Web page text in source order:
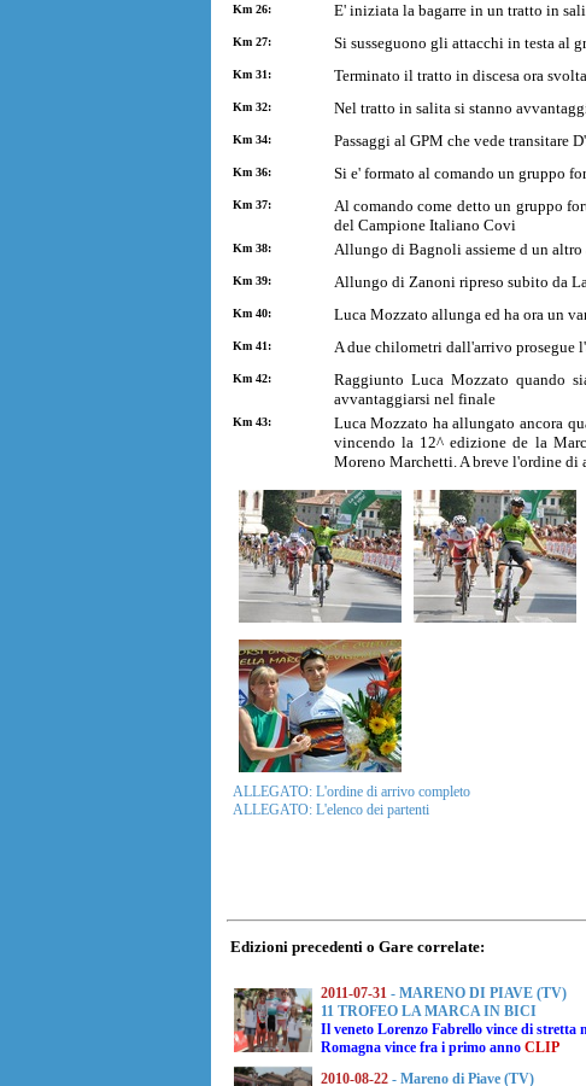
Km 26: E' iniziata la bagarre in un tratto in
Km 27: Si susseguono gli attacchi in testa al
Km 31: Terminato il tratto in discesa ora
Km 32: Nel tratto in salita si stanno
Km 34: Passaggi al GPM che vede transitare
Km 36: Si e' formato al comando un gruppo
Km 37:
Al comando come detto un gruppo
del Campione Italiano Covi
Km 38: Allungo di Bagnoli assieme d un
Km 39: Allungo di Zanoni ripreso subito da
Km 40: Luca Mozzato allunga ed ha ora un
Km 41: A due chilometri dall'arrivo prosegue
Km 42:
Raggiunto Luca Mozzato quando
avvantaggiarsi nel finale
Km 43:
Luca Mozzato ha allungato ancora
vincendo la 12^ edizione de la
Moreno Marchetti. A breve l'ordine di
ALLEGATO: L'ordine di arrivo completo
ALLEGATO: L'elenco dei partenti
Edizioni precedenti o Gare correlate:
2011-07-31- MARENO DI PIAVE (TV)
11 TROFEO LA MARCA IN BICI
Il veneto Lorenzo Fabrello vince di
Romagna vince fra i primo anno CLIP
2010-08-22- Mareno di Piave (TV)